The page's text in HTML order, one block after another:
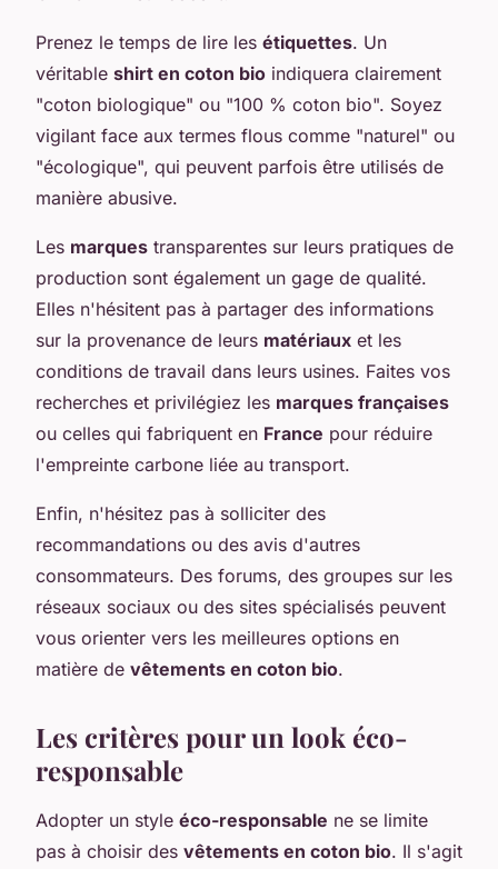
Prenez le temps de lire les étiquettes. Un
véritable shirt en coton bio indiquera clairement
"coton biologique" ou "100 % coton bio". Soyez
vigilant face aux termes flous comme "naturel" ou
"écologique", qui peuvent parfois être utilisés de
manière abusive.
Les marques transparentes sur leurs pratiques de
production sont également un gage de qualité.
Elles n'hésitent pas à partager des informations
sur la provenance de leurs matériaux et les
conditions de travail dans leurs usines. Faites vos
recherches et privilégiez les marques françaises
ou celles qui fabriquent en France pour réduire
l'empreinte carbone liée au transport.
Enfin, n'hésitez pas à solliciter des
recommandations ou des avis d'autres
consommateurs. Des forums, des groupes sur les
réseaux sociaux ou des sites spécialisés peuvent
vous orienter vers les meilleures options en
matière de vêtements en coton bio.
Les critères pour un look éco-
responsable
Adopter un style éco-responsable ne se limite
pas à choisir des vêtements en coton bio. Il s'agit